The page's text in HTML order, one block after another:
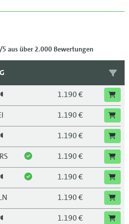
5 aus über 2.000 Bewertungen
1.190 €
1.190 €
1.190 €
1.190 €
1.190 €
1.190 €
1.190 €